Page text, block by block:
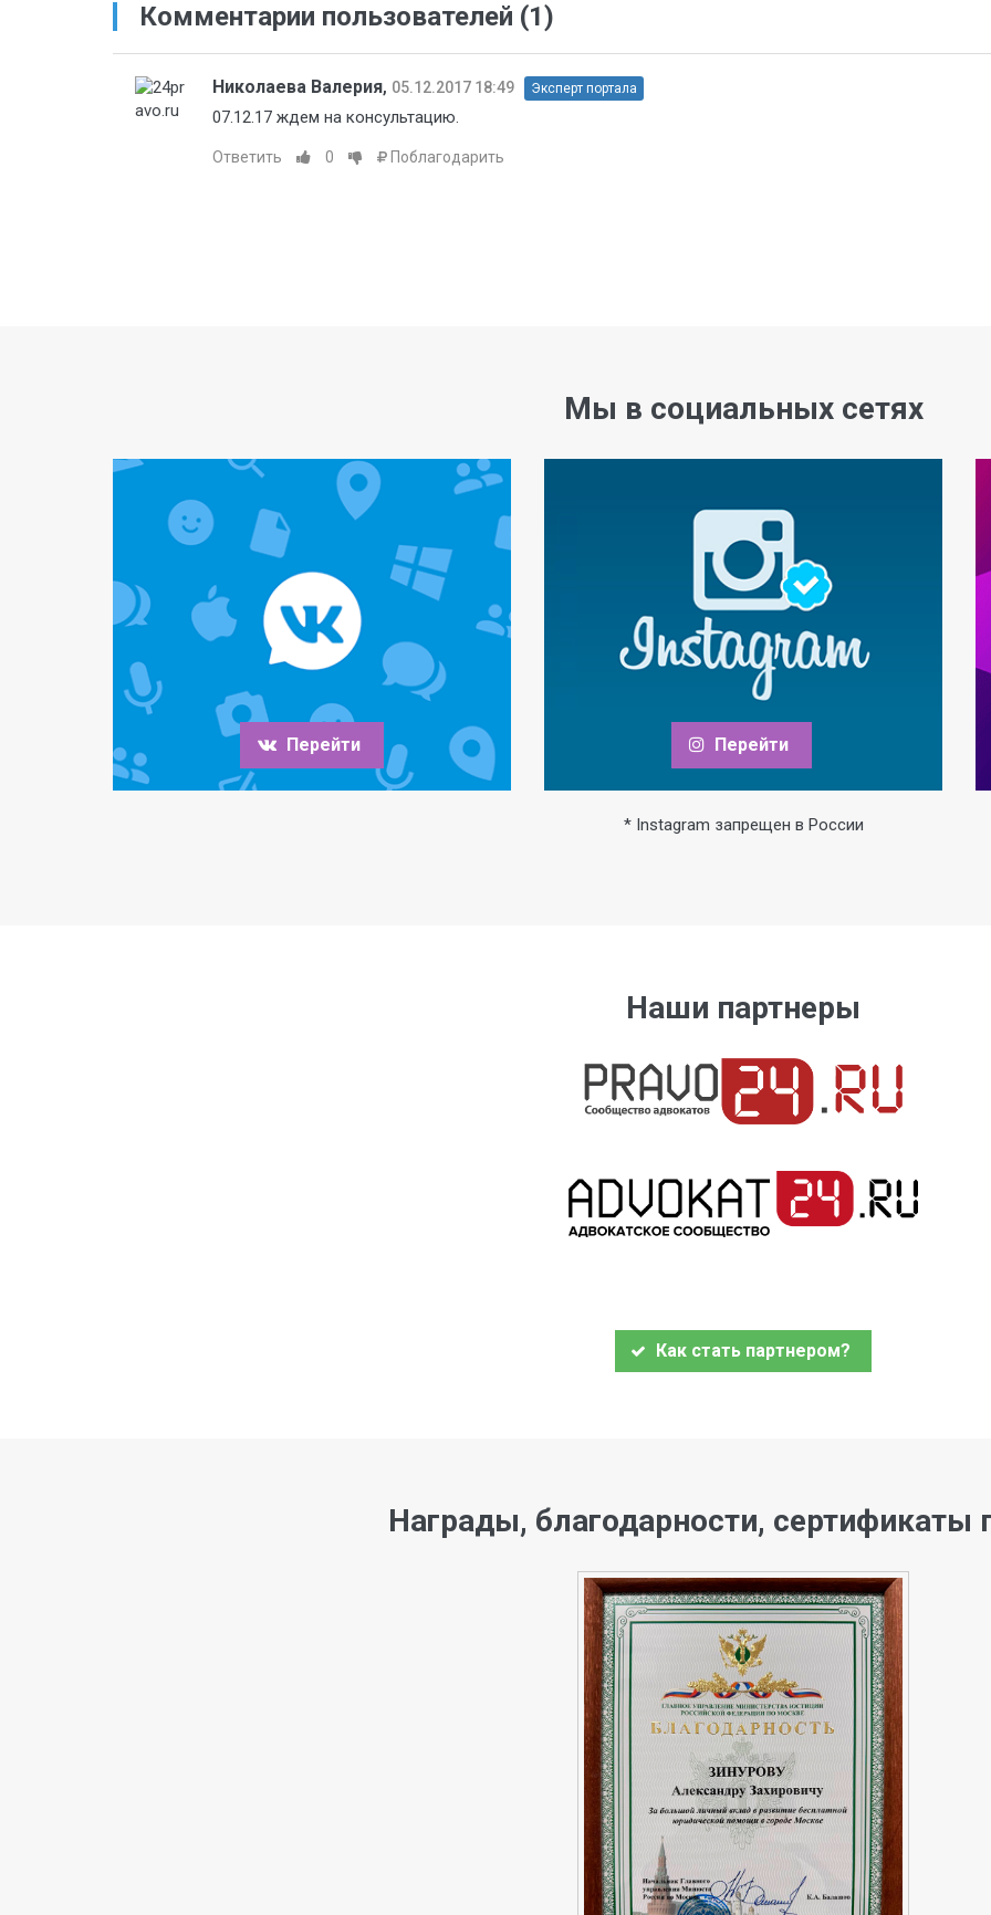
Комментарии пользователей (1)
Николаева Валерия, 05.12.2017 18:49 Эксперт портала
07.12.17 ждем на консультацию.
Ответить 0 Поблагодарить
Мы в социальных сетях
Перейти Перейти
* Instagram запрещен в России
Наши партнеры
Как стать партнером?
Награды, благодарности, сертификаты